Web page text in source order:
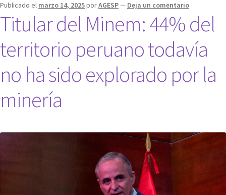
Publicado el marzo 14, 2025porAGESP— Deja un comentario
Titular del Minem: 44% del
territorio peruano todavía
no ha sido explorado por la
minería